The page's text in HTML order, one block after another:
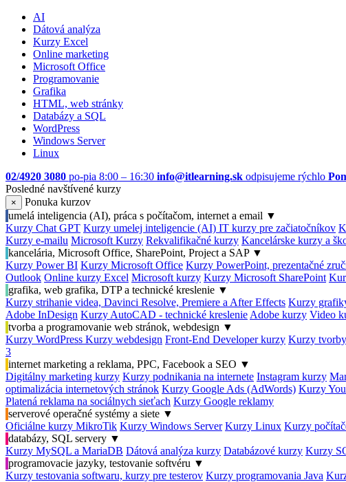
AI
Dátová analýza
Kurzy Excel
Online marketing
Microsoft Office
Programovanie
Grafika
HTML, web stránky
Databázy a SQL
WordPress
Windows Server
Linux
02/4920 3080 po-pia 8:00 – 16:30 info@itlearning.sk odpisujeme rýchlo
Posledné navštívené kurzy
×
Ponuka kurzov
umelá inteligencia (AI), práca s počítačom, internet a email ▼
Kurzy Chat GPT Kurzy umelej inteligencie (AI) IT kurzy pre začiatočníkov
Kurzy e-mailu Microsoft Kurzy Rekvalifikačné kurzy Kancelárske kurzy a
kancelária, Microsoft Office, SharePoint, Project a SAP ▼
Kurzy Power BI Kurzy Microsoft Office Kurzy PowerPoint, prezentačné
Outlook Online kurzy Excel Microsoft kurzy Kurzy Microsoft SharePoint
grafika, web grafika, DTP a technické kreslenie ▼
Kurzy strihanie videa, Davinci Resolve, Premiere a After Effects Kurzy
Adobe InDesign Kurzy AutoCAD - technické kreslenie Adobe kurzy Video
tvorba a programovanie web stránok, webdesign ▼
Kurzy WordPress Kurzy webdesign Front-End Developer kurzy Kurzy
3
internet marketing a reklama, PPC, Facebook a SEO ▼
Digitálny marketing kurzy Kurzy podnikania na internete Instagram kurzy
optimalizácia internetových stránok Kurzy Google Ads (AdWords) Kurzy
Platená reklama na sociálnych sieťach Kurzy Google reklamy
serverové operačné systémy a siete ▼
Oficiálne kurzy MikroTik Kurzy Windows Server Kurzy Linux Kurzy
databázy, SQL servery ▼
Kurzy MySQL a MariaDB Dátová analýza kurzy Databázové kurzy Kurzy
programovacie jazyky, testovanie softvéru ▼
Kurzy testovania softwaru, kurzy pre testerov Kurzy programovania Java